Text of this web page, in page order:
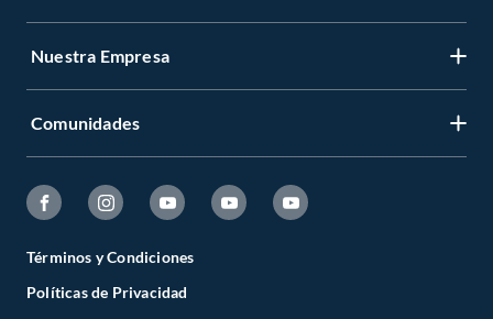
Nuestra Empresa
Comunidades
Términos y Condiciones
Políticas de Privacidad